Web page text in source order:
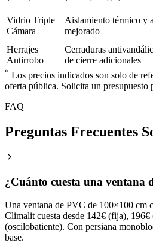
Vidrio Triple
Cámara
Aislamiento térmico y
mejorado
Herrajes
Antirrobo
Cerraduras
de cierre adicionales
* Los precios indicados son solo de
oferta pública. Solicita un presupuesto
FAQ
Preguntas Frecuentes
¿Cuánto cuesta una ventana
Una ventana de PVC de 100×100 cm
Climalit cuesta desde 142€ (fija),
(oscilobatiente). Con persiana
base.